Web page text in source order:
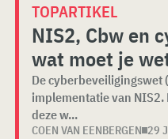
TOPARTIKEL
NIS2, Cbw en
wat moet je
De cyberbeveiligingswet
implementatie van
deze w...
COEN VAN EENBERGEN 29